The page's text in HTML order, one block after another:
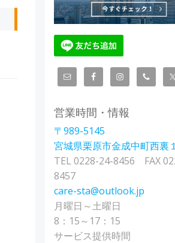
営業時間・情報
〒989-5145
宮城県栗原市金成中町西裏
TEL 0228-24-8456 FAX
8457
care-sta@outlook.jp
月曜日～土曜日
8：15～17：15
サービス提供時間